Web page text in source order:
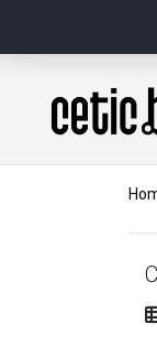
Página